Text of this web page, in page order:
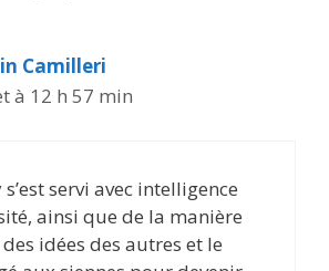
Camilleri
à 12 h 57 min
servi avec intelligence
ainsi que de la manière
idées des autres et le